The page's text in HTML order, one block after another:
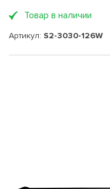
Товар в наличии
Артикул: S2-3030-126W